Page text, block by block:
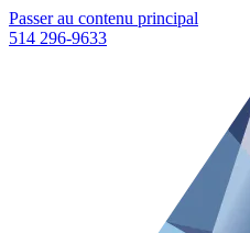
Passer au contenu principal
514 296-9633